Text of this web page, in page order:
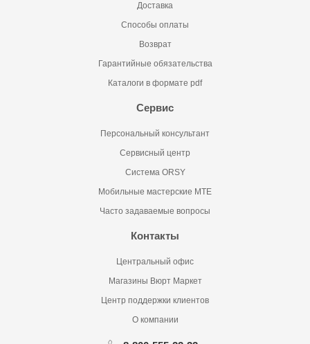
Доставка
Способы оплаты
Возврат
Гарантийные обязательства
Каталоги в формате pdf
Сервис
Персональный консультант
Сервисный центр
Система ORSY
Мобильные мастерские MTE
Часто задаваемые вопросы
Контакты
Центральный офис
Магазины Вюрт Маркет
Центр поддержки клиентов
О компании